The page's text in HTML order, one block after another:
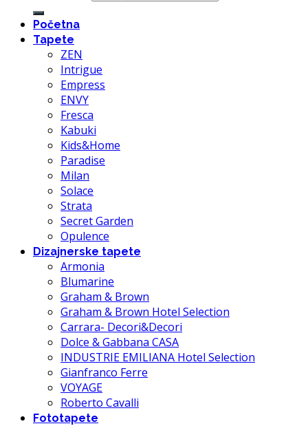
Početna
Tapete
ZEN
Intrigue
Empress
ENVY
Fresca
Kabuki
Kids&Home
Paradise
Milan
Solace
Strata
Secret Garden
Opulence
Dizajnerske tapete
Armonia
Blumarine
Graham & Brown
Graham & Brown Hotel Selection
Carrara- Decori&Decori
Dolce & Gabbana CASA
INDUSTRIE EMILIANA Hotel Selection
Gianfranco Ferre
VOYAGE
Roberto Cavalli
Fototapete